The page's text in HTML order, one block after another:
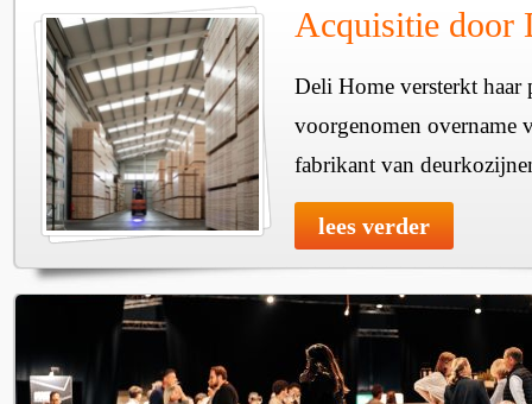
Acquisitie door
Deli Home versterkt haar
voorgenomen overname
fabrikant van
lees verder